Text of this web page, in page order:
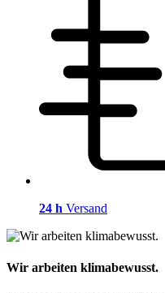
24 h Versand
Wir arbeiten klimabewusst.